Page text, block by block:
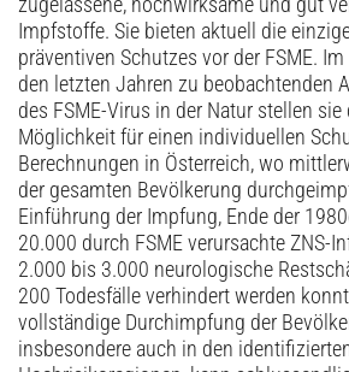
Impfstoffe. Sie bieten aktuell die
präventiven Schutzes vor der FSME.
den letzten Jahren zu beobachtenden
des FSME-Virus in der Natur stellen
Möglichkeit für einen individuellen
Berechnungen in Österreich, wo
der gesamten Bevölkerung
Einführung der Impfung, Ende der
20.000 durch FSME verursachte ZNS-
2.000 bis 3.000 neurologische
200 Todesfälle verhindert werden
vollständige Durchimpfung der
insbesondere auch in den